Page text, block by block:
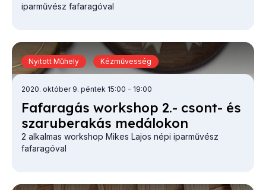
iparművész fafaragóval
Fa­fa­ra­gás work­shop 2.- csont- és
sza­ru­be­ra­kás me­dá­lo­kon
2020. október 9. péntek 15:00 - 19:00
2 alkalmas workshop Mikes Lajos népi iparművész
fafaragóval
Nyitott Műhely Kézművesség